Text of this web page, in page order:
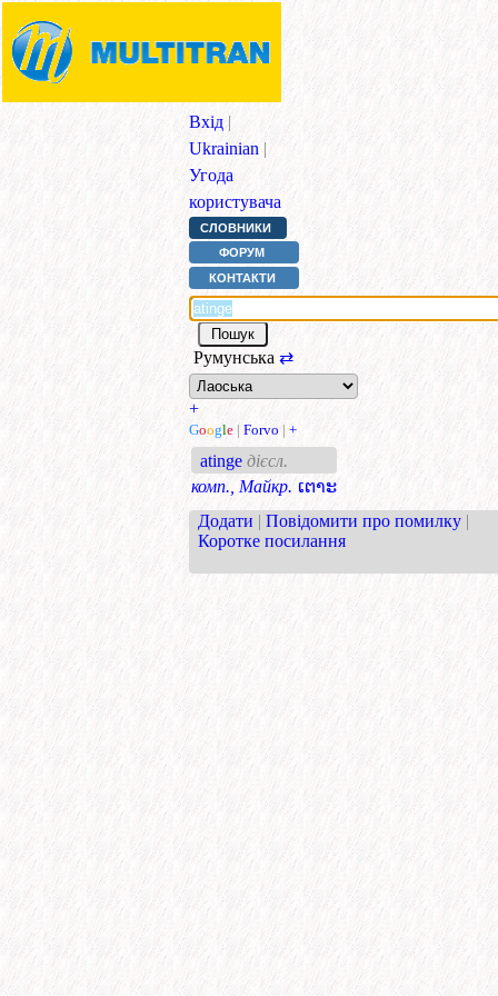
Вхід |
Ukrainian |
Угода
користувача
СЛОВНИКИ
ФОРУМ
КОНТАКТИ
Румунська ⇄
+
Google | Forvo | +
atinge дієсл.
комп., Майкр. ເຕາະ
Додати | Повідомити про помилку |
Коротке посилання